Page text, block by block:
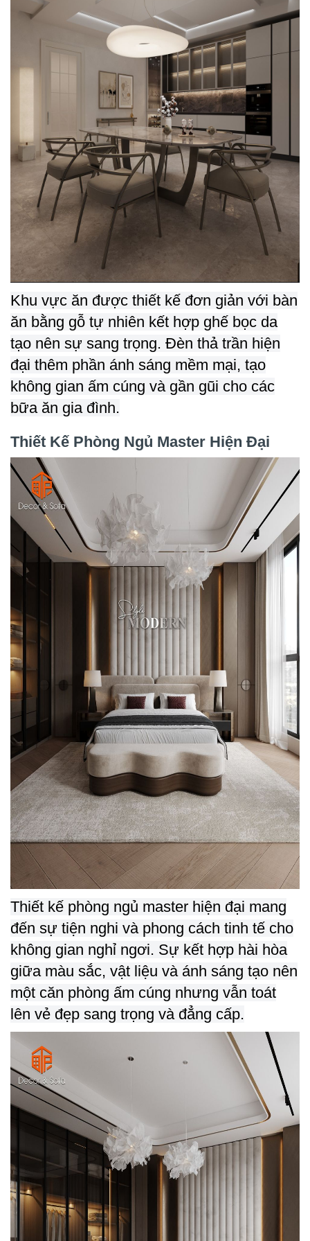
Khu vực ăn được thiết kế đơn giản với bàn
ăn bằng gỗ tự nhiên kết hợp ghế bọc da
tạo nên sự sang trọng. Đèn thả trần hiện
đại thêm phần ánh sáng mềm mại, tạo
không gian ấm cúng và gần gũi cho các
bữa ăn gia đình.
Thiết Kế Phòng Ngủ Master Hiện Đại
Thiết kế phòng ngủ master hiện đại mang
đến sự tiện nghi và phong cách tinh tế cho
không gian nghỉ ngơi. Sự kết hợp hài hòa
giữa màu sắc, vật liệu và ánh sáng tạo nên
một căn phòng ấm cúng nhưng vẫn toát
lên vẻ đẹp sang trọng và đẳng cấp.